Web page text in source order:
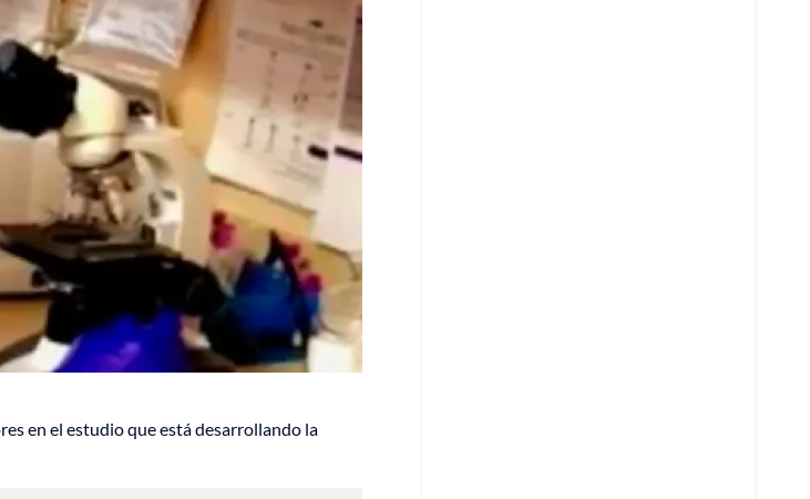
en el estudio que está desarrollando la